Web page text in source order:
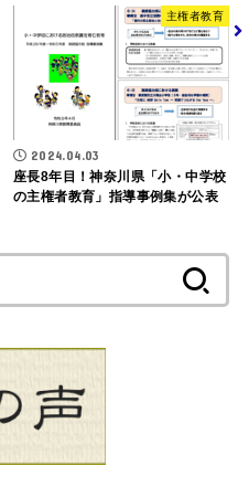
主権者教育
2024.04.03
座長8年目！神奈川県「小・中学校
の主権者教育」指導事例集が公表
索: